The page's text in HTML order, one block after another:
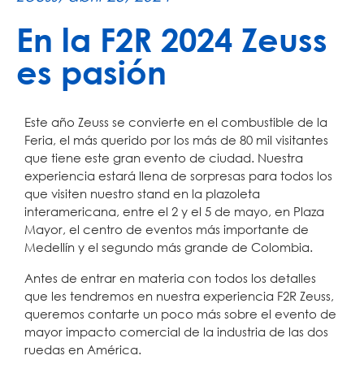
En la F2R 2024 Zeuss
es pasión
Este año Zeuss se convierte en el combustible de la
Feria, el más querido por los más de 80 mil visitantes
que tiene este gran evento de ciudad. Nuestra
experiencia estará llena de sorpresas para todos los
que visiten nuestro stand en la plazoleta
interamericana, entre el 2 y el 5 de mayo, en Plaza
Mayor, el centro de eventos más importante de
Medellín y el segundo más grande de Colombia.
Antes de entrar en materia con todos los detalles
que les tendremos en nuestra experiencia F2R Zeuss,
queremos contarte un poco más sobre el evento de
mayor impacto comercial de la industria de las dos
ruedas en América.